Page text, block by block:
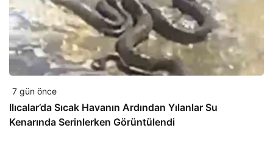
7 gün önce
Ilıcalar’da Sıcak Havanın Ardından Yılanlar Su
Kenarında Serinlerken Görüntülendi